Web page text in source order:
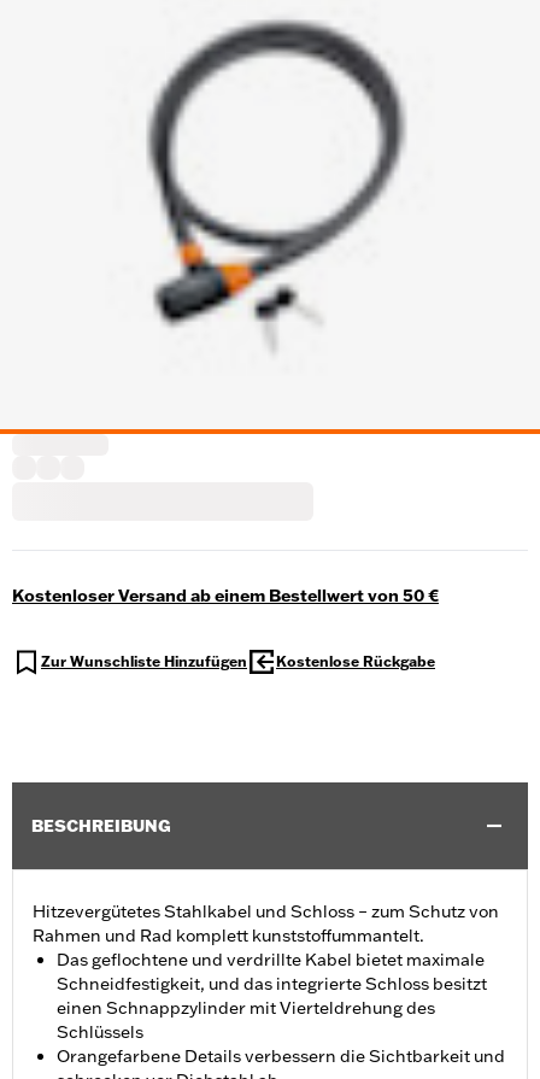
Kostenloser Versand ab einem Bestellwert von 50 €
Zur Wunschliste Hinzufügen Kostenlose Rückgabe
BESCHREIBUNG
Hitzevergütetes Stahlkabel und Schloss – zum Schutz von
Rahmen und Rad komplett kunststoffummantelt.
Das geflochtene und verdrillte Kabel bietet maximale
Schneidfestigkeit, und das integrierte Schloss besitzt
einen Schnappzylinder mit Vierteldrehung des
Schlüssels
Orangefarbene Details verbessern die Sichtbarkeit und